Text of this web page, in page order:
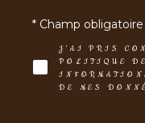
J'AI PRIS
POLITIQUE
DE MES
* Champ obligatoire